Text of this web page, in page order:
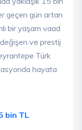
geçen gün artan
bir yaşam vaad
ve prestij
Türk
hayata
bin TL